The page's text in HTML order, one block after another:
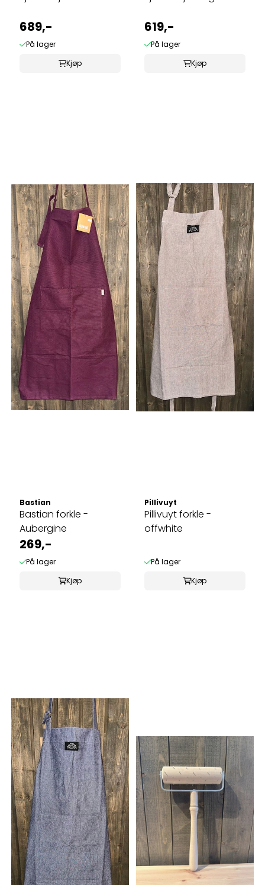
689,-
På lager
Kjøp
619,-
På lager
Kjøp
Bastian
Bastian forkle -
Aubergine
269,-
På lager
Kjøp
Pillivuyt
Pillivuyt forkle -
offwhite
På lager
Kjøp